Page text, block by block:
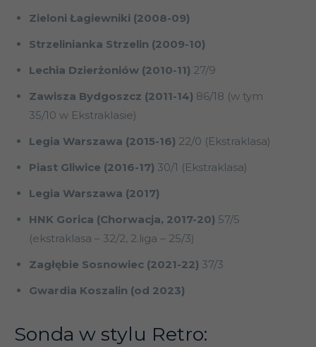
Zieloni Łagiewniki (2008-09)
Strzelinianka Strzelin (2009-10)
Lechia Dzierżoniów (2010-11) 27/9
Zawisza Bydgoszcz (2011-14) 86/18 (w tym
35/10 w Ekstraklasie)
Legia Warszawa (2015-16) 22/0 (Ekstraklasa)
Piast Gliwice (2016-17) 30/1 (Ekstraklasa)
Legia Warszawa (2017)
HNK Gorica (Chorwacja, 2017-20) 57/5
(ekstraklasa – 32/2, 2.liga – 25/3)
Zagłębie Sosnowiec (2021-22) 37/3
Gwardia Koszalin (od 2023)
Sonda w stylu Retro: